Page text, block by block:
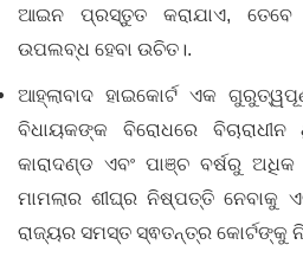
ଆଇନ ପ୍ରସ୍ତୁତ କରାଯାଏ,
ଉପଲବ୍ଧ ହେବା ଉଚିତ।.
ଆହ୍ଲାବାଦ ହାଇକୋର୍ଟ ଏକ
ବିଧାୟକଙ୍କ ବିରୋଧରେ
କାରାଦଣ୍ଡ ଏବଂ ପାଞ୍ଚ ବର୍ଷରୁ
ମାମଲାର ଶୀଘ୍ର ନିଷ୍ପତ୍ତି ନେବାକୁ
ରାଜ୍ୟର ସମସ୍ତ ସ୍ଵତନ୍ତ୍ର କୋର୍ଟଙ୍କୁ